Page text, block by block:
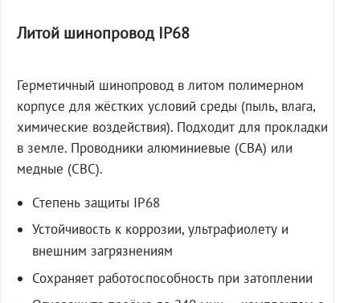
Литой шинопровод IP68
Герметичный шинопровод в литом полимерном
корпусе для жёстких условий среды (пыль, влага,
химические воздействия). Подходит для прокладки
в земле. Проводники алюминиевые (СВА) или
медные (СВС).
Степень защиты IP68
Устойчивость к коррозии, ультрафиолету и
внешним загрязнениям
Сохраняет работоспособность при затоплении